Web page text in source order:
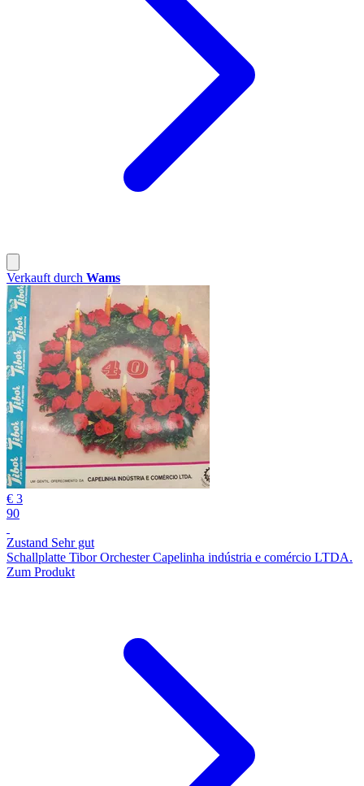
Verkauft durch Wams
€ 3
90
Zustand Sehr gut
Schallplatte Tibor Orchester Capelinha indústria e comércio LTDA.
Zum Produkt